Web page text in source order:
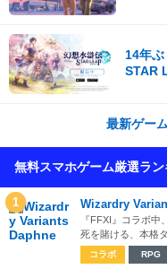
14年ぶ
STAR
最新ゲー
無料スマホゲーム厳選ラ
1 Wizardry
『FFXI』コラボ
死を賭ける、本格
コラボ RPG